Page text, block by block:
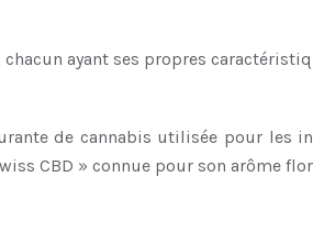
ayant ses propres
de cannabis utilisée pour les
CBD » connue pour son arôme